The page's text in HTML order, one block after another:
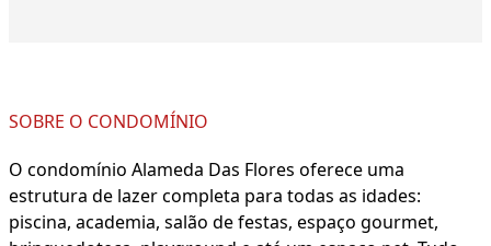
SOBRE O CONDOMÍNIO
O condomínio Alameda Das Flores oferece uma
estrutura de lazer completa para todas as idades:
piscina, academia, salão de festas, espaço gourmet,